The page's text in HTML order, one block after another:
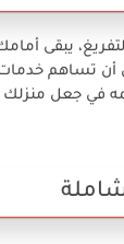
يبقى
أن تساهم
في جعل